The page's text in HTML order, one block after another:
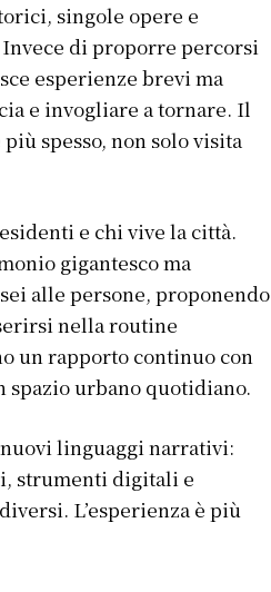
singole opere e
di proporre percorsi
esperienze brevi ma
e invogliare a tornare. Il
spesso, non solo visita
e chi vive la città.
gigantesco ma
alle persone, proponendo
nella routine
un rapporto continuo con
urbano quotidiano.
linguaggi narrativi:
strumenti digitali e
L’esperienza è più